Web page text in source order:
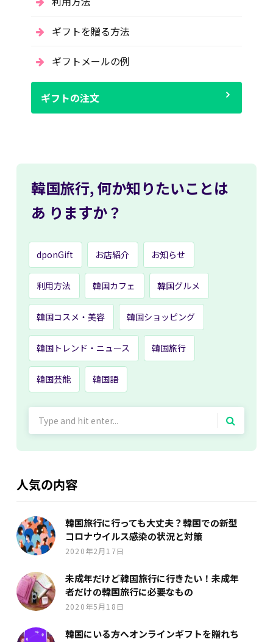
ギフトを贈る方法
ギフトメールの例
ギフトの注文
韓国旅行, 何か知りたいことは
あ りますか？
dponGift お店紹介 お知らせ
利用方法 韓国カフェ 韓国グルメ
韓国コスメ・美容 韓国ショッピング
韓国トレンド・ニュース 韓国旅行
韓国芸能 韓国語
人気の内容
韓国旅行に行っても大丈夫？韓国での新型
コロナウイルス感染の状況と対策
2020年2月17日
未成年だけど韓国旅行に行きたい！未成年
者だけの韓国旅行に必要なもの
2020年5月18日
韓国にいる方へオンラインギフトを贈れち